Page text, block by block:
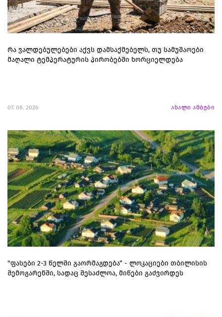
რა ვალდებულებები აქვს დამსაქმებელს, თუ სამუშაოები
მაღალი ტემპერატურის პირობებში ხორციელდება
07. 08. 2026 ახალი ამბები
"ფასები 2-3 წელში გაორმაგდება“ - ლოკაციები თბილისის
შემოგარენში, სადაც შესაძლოა, მიწები გაძვირდეს